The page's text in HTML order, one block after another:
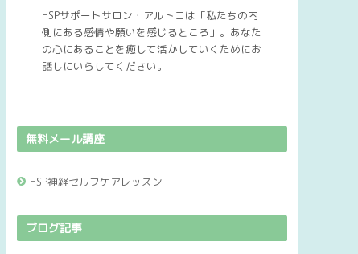
HSPサポートサロン・アルトコは「私たちの内
側にある感情や願いを感じるところ」。あなた
の心にあることを癒して活かしていくためにお
話しにいらしてください。
無料メール講座
HSP神経セルフケアレッスン
ブログ記事